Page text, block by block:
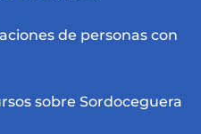
de personas con
sobre Sordoceguera